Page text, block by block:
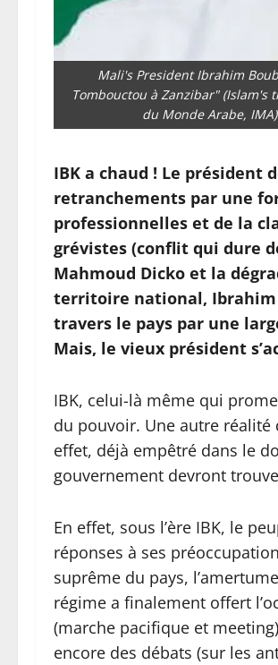
Mali's President Ibrahim
Tombouctou à Zanzibar"
du Monde Arabe, IMA)
IBK a chaud ! Le président
retranchements par une
professionnelles et de la
grévistes (conflit qui dure
Mahmoud Dicko et la
territoire national, Ibrahim
travers le pays par une
Mais, le vieux président
IBK, celui-là même qui
du pouvoir. Une autre réalité
effet, déjà empêtré dans le
gouvernement devront
En effet, sous l’ère IBK, le
réponses à ses
suprême du pays,
régime a finalement offert
(marche pacifique et
encore des débats (sur les